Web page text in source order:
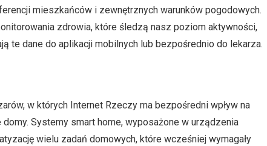
mieszkańców i zewnętrznych warunków pogodowych.
zdrowia, które śledzą nasz poziom aktywności,
te dane do aplikacji mobilnych lub bezpośrednio do lekarza.
w których Internet Rzeczy ma bezpośredni wpływ na
Systemy smart home, wyposażone w urządzenia
wielu zadań domowych, które wcześniej wymagały